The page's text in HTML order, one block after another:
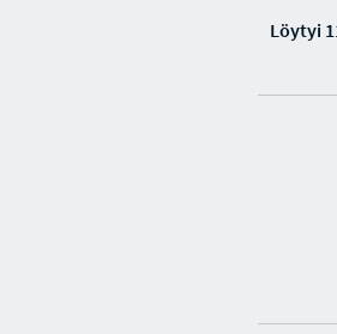
Löytyi